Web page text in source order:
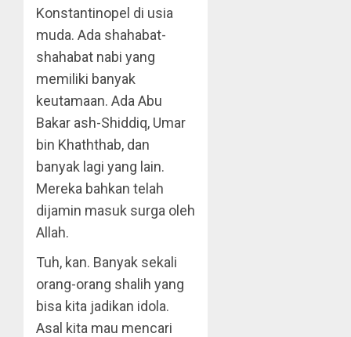
Konstantinopel di usia
muda. Ada shahabat-
shahabat nabi yang
memiliki banyak
keutamaan. Ada Abu
Bakar ash-Shiddiq, Umar
bin Khaththab, dan
banyak lagi yang lain.
Mereka bahkan telah
dijamin masuk surga oleh
Allah.
Tuh, kan. Banyak sekali
orang-orang shalih yang
bisa kita jadikan idola.
Asal kita mau mencari